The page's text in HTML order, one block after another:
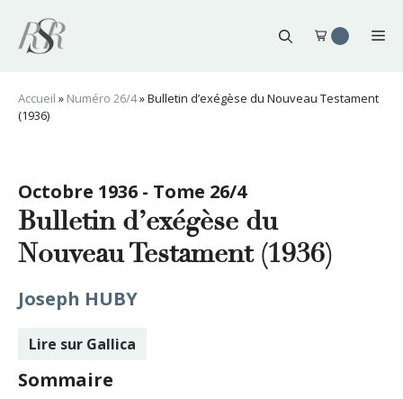
contenu
Accueil » Numéro 26/4»Bulletin d’exégèse du Nouveau Testament
(1936)
Octobre 1936 - Tome 26/4
Bulletin d’exégèse du
Nouveau Testament (1936)
Joseph HUBY
Lire sur Gallica
Sommaire